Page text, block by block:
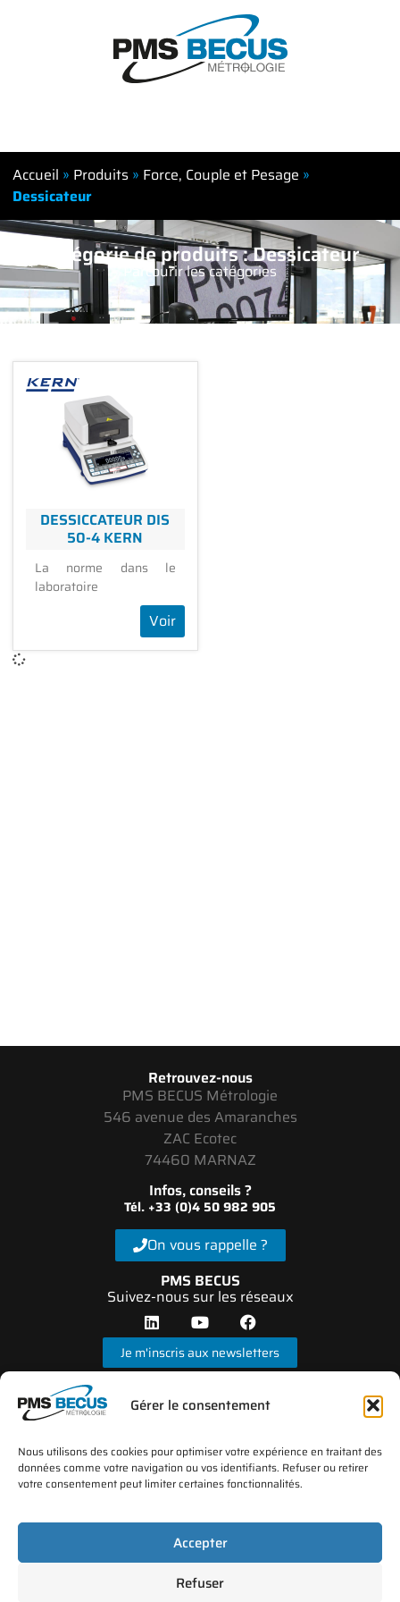
Gérer le consentement
Nous utilisons des cookies pour optimiser votre expérience en traitant des
données comme votre navigation ou vos identifiants. Refuser ou retirer
votre consentement peut limiter certaines fonctionnalités.
Accepter
Refuser
Accueil » Produits » Force, Couple et Pesage »
Dessicateur
Catégorie de produits : Dessicateur
Parcourir les catégories
DESSICCATEUR DIS
50-4 KERN
La norme dans le
laboratoire
Voir
Retrouvez-nous
PMS BECUS Métrologie
546 avenue des Amaranches
ZAC Ecotec
74460 MARNAZ
Infos, conseils ?
Tél. +33 (0)4 50 982 905
On vous rappelle ?
PMS BECUS
Suivez-nous sur les réseaux
Je m'inscris aux newsletters
Mentions légales FAQ